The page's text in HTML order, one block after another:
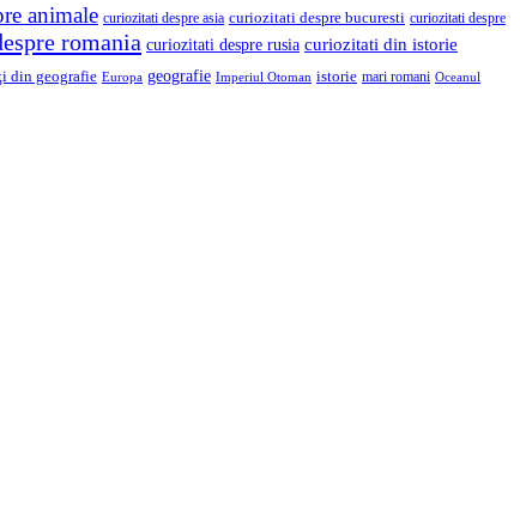
animale curiozitati despre asia curiozitati despre bucuresti curiozitati despre
romania curiozitati despre rusia curiozitati din istorie
din geografie Europa geografie Imperiul Otoman istorie mari romani Oceanul